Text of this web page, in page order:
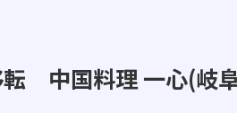
転 中国料理 一心(岐